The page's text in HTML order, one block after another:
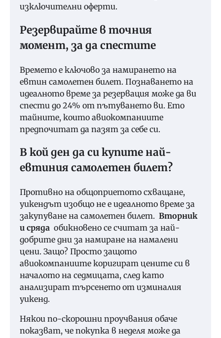
изключителни оферти.
Резервирайте в точния
момент, за да спестите
Времето е ключово за намирането на
евтин самолетен билет. Познаването на
идеалното време за резервация може да ви
спести до 24% от пътуването ви. Ето
тайните, които авиокомпаниите
предпочитат да пазят за себе си.
В кой ден да си купите най-
евтиния самолетен билет?
Противно на общоприетото схващане,
уикендът изобщо не е идеалното време за
закупуване на самолетен билет. Вторник
и сряда обикновено се считат за най-
добрите дни за намиране на намалени
цени. Защо? Просто защото
авиокомпаниите коригират цените си в
началото на седмицата, след като
анализират търсенето от изминалия
уикенд.
Някои по-скорошни проучвания обаче
показват, че покупка в неделя може да